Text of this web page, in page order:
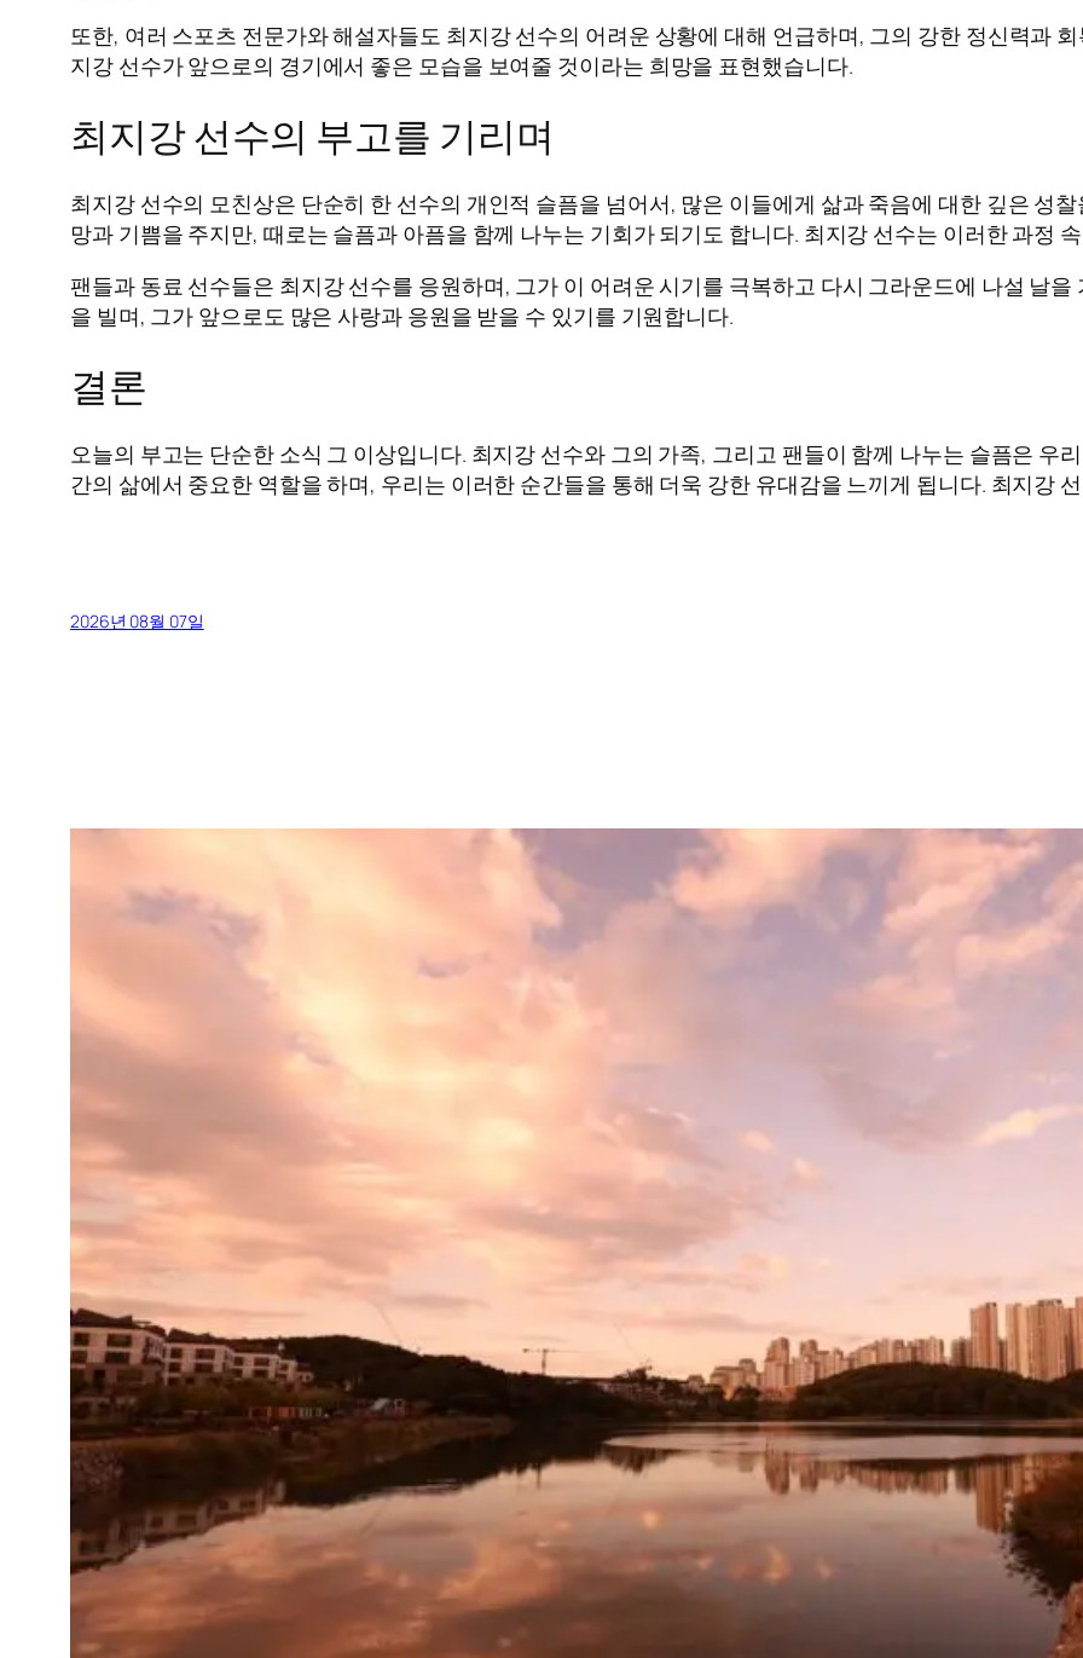
또한, 여러 스포츠 전문가와 해설자들도 최지강 선수의 어려운 상황에 대해 언급하며, 그의 강한 정신력과
지강 선수가 앞으로의 경기에서 좋은 모습을 보여줄 것이라는 희망을 표현했습니다.
최지강 선수의 부고를 기리며
최지강 선수의 모친상은 단순히 한 선수의 개인적 슬픔을 넘어서, 많은 이들에게 삶과 죽음에 대한 깊은 성
망과 기쁨을 주지만, 때로는 슬픔과 아픔을 함께 나누는 기회가 되기도 합니다. 최지강 선수는 이러한 과정
팬들과 동료 선수들은 최지강 선수를 응원하며, 그가 이 어려운 시기를 극복하고 다시 그라운드에 나설 날
을 빌며, 그가 앞으로도 많은 사랑과 응원을 받을 수 있기를 기원합니다.
결론
오늘의 부고는 단순한 소식 그 이상입니다. 최지강 선수와 그의 가족, 그리고 팬들이 함께 나누는 슬픔은 우
간의 삶에서 중요한 역할을 하며, 우리는 이러한 순간들을 통해 더욱 강한 유대감을 느끼게 됩니다. 최지강
2026년 08월 07일